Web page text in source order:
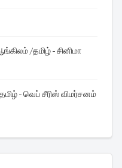
/தமிழ் - சினிமா